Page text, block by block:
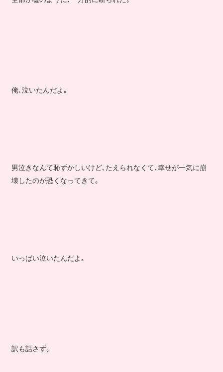
俺､泣いたんだよ｡
男泣きなんて恥ずかしいけど､たえられなくて､幸せが一気に崩
壊したのが恐くなってきて｡
いっぱい泣いたんだよ｡
訳も話さず｡